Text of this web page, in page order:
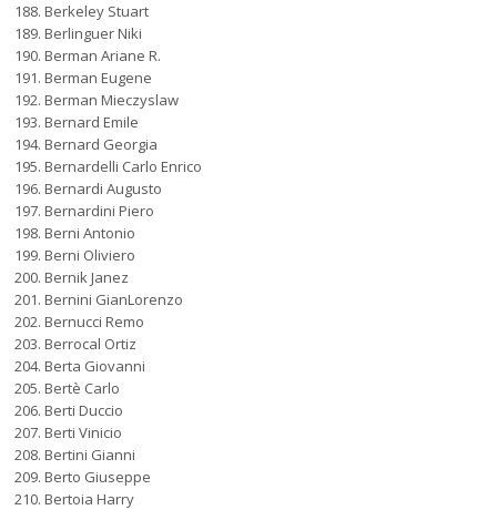
Berkeley Stuart
Berlinguer Niki
Berman Ariane R.
Berman Eugene
Berman Mieczyslaw
Bernard Emile
Bernard Georgia
Bernardelli Carlo Enrico
Bernardi Augusto
Bernardini Piero
Berni Antonio
Berni Oliviero
Bernik Janez
Bernini GianLorenzo
Bernucci Remo
Berrocal Ortiz
Berta Giovanni
Bertè Carlo
Berti Duccio
Berti Vinicio
Bertini Gianni
Berto Giuseppe
Bertoia Harry